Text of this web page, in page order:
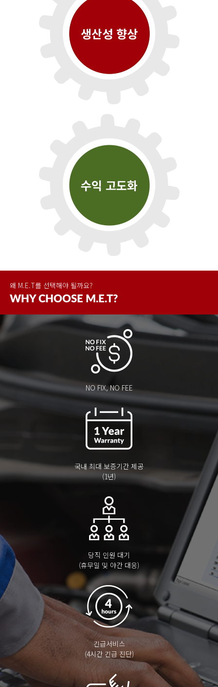
생산성 향상
수익 고도화
왜 M.E.T를 선택해야 될까요?
WHYCHOOSE M.E.T?
NO FIX, NO FEE
국내 최대 보증기간 제공
(1년)
당직 인원 대기
(휴무일 및 야간 대응)
긴급서비스
(4시간 긴급 진단)